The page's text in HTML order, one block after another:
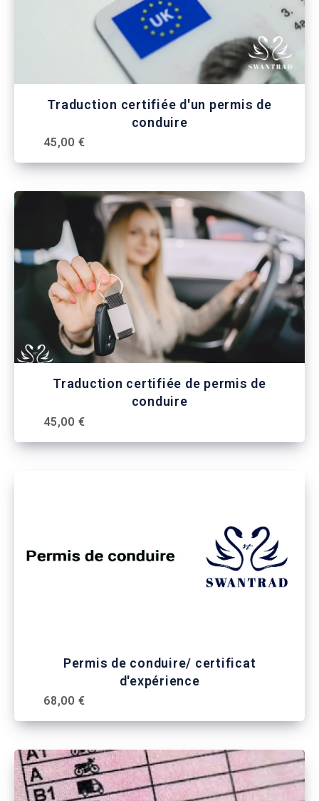
Traduction certifiée d'un permis de
conduire
45,00 €
Traduction certifiée de permis de
conduire
45,00 €
Permis de conduire/ certificat
d'expérience
68,00 €